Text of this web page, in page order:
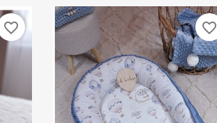
favorite_border favorite_border